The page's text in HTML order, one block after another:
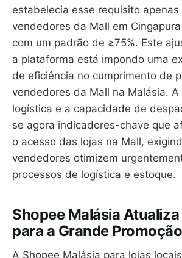
estabelecia esse requisito apenas
vendedores da Mall em
com um padrão de ≥75%. Este
a plataforma está impondo uma
de eficiência no cumprimento de
vendedores da Mall na Malásia.
logística e a capacidade de
se agora indicadores-chave que
o acesso das lojas na Mall,
vendedores otimizem
processos de logística e estoque.
Shopee Malásia
para a Grande
A Shopee Malásia para lojas